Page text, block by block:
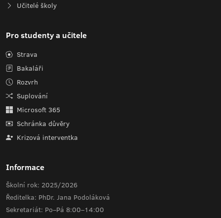
Učitelé školy
Pro studenty a učitele
Strava
Bakaláři
Rozvrh
Suplování
Microsoft 365
Schránka důvěry
Krizová interventka
Informace
Školní rok: 2025/2026
Ředitelka: PhDr. Jana Podoláková
Sekretariát: Po–Pá 8:00–14:00